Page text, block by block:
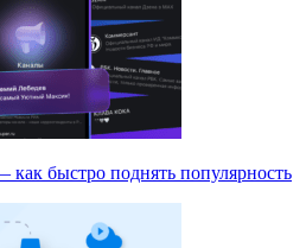
быстро поднять популярность